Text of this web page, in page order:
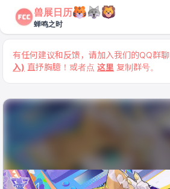
兽展日历
蝉鸣之时
有任何建议和反馈，请加入我们的QQ群聊
入) 直抒胸臆！或者点 这里 复制群号。